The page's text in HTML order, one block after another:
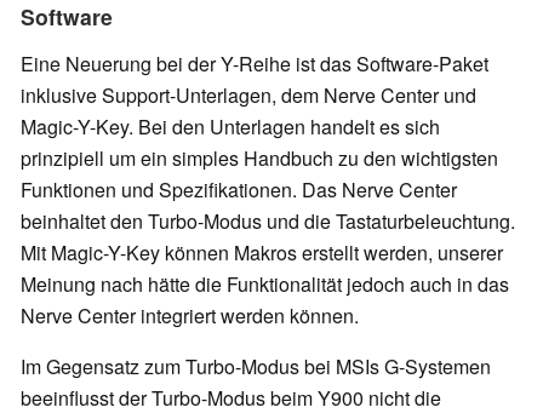
Software
Eine Neuerung bei der Y-Reihe ist das Software-Paket
inklusive Support-Unterlagen, dem Nerve Center und
Magic-Y-Key. Bei den Unterlagen handelt es sich
prinzipiell um ein simples Handbuch zu den wichtigsten
Funktionen und Spezifikationen. Das Nerve Center
beinhaltet den Turbo-Modus und die Tastaturbeleuchtung.
Mit Magic-Y-Key können Makros erstellt werden, unserer
Meinung nach hätte die Funktionalität jedoch auch in das
Nerve Center integriert werden können.
Im Gegensatz zum Turbo-Modus bei MSIs G-Systemen
beeinflusst der Turbo-Modus beim Y900 nicht die